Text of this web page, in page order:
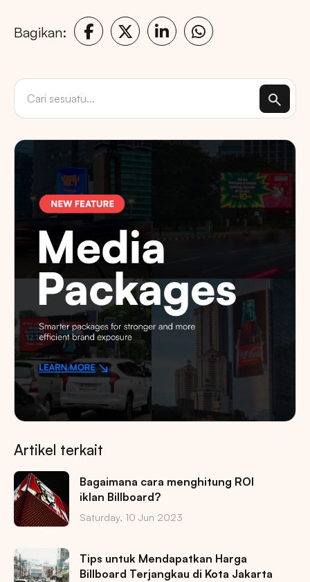
Bagikan:
Artikel terkait
Bagaimana cara menghitung ROI
iklan Billboard?
Saturday, 10 Jun 2023
Tips untuk Mendapatkan Harga
Billboard Terjangkau di Kota Jakarta